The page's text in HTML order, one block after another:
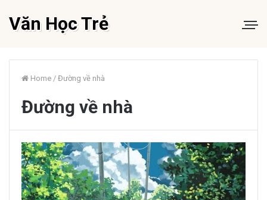
Văn Học Trẻ
Home / Đường về nhà
Đường về nhà